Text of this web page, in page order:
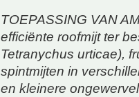
TOEPASSING VAN
efficiënte roofmijt ter
Tetranychus urticae),
spintmijten in
en kleinere